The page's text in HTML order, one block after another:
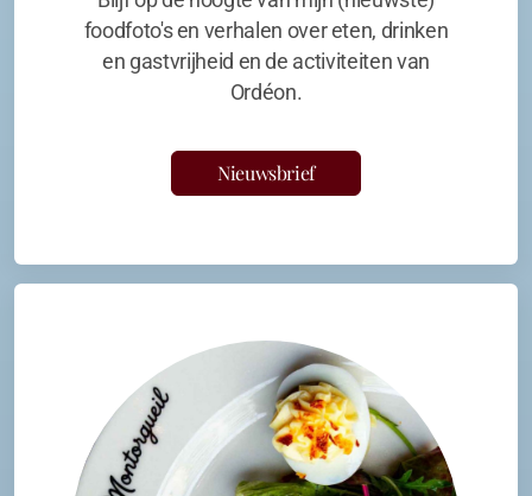
foodfoto's en verhalen over eten, drinken
en gastvrijheid en de activiteiten van
Ordéon.
Nieuwsbrief